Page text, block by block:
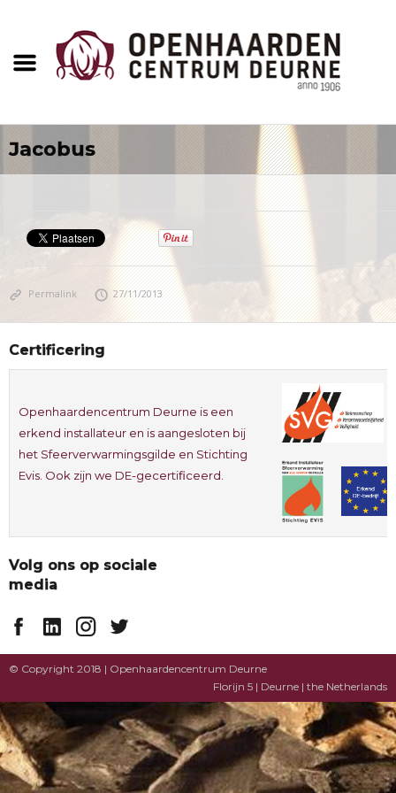
Jacobus
Permalink 27/11/2013
Certificering
Openhaardencentrum Deurne is een
erkend installateur en is aangesloten bij
het Sfeerverwarmingsgilde en Stichting
Evis. Ook zijn we DE-gecertificeerd.
Volg ons op sociale
media
© Copyright 2018 | Openhaardencentrum Deurne
Florijn 5 | Deurne | the Netherlands